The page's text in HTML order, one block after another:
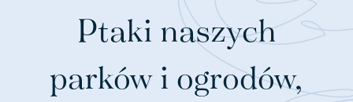
Wspieraj finansowo
Poznaj nas – zespół Jestem na
pTAK!
Ptaki naszych
parków i ogrodów,